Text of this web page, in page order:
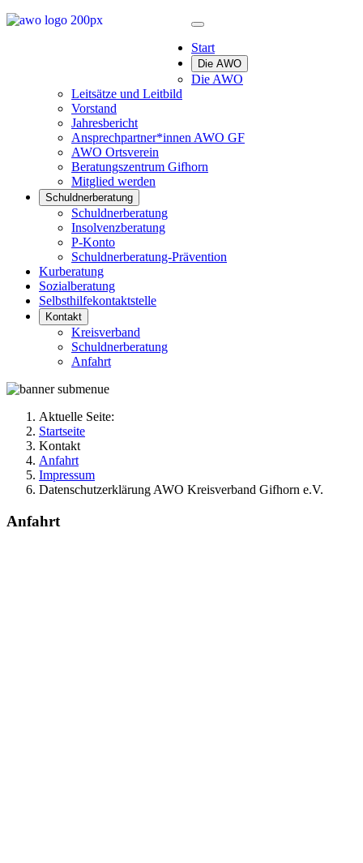
Start
Die AWO
Die AWO
Leitsätze und Leitbild
Vorstand
Jahresbericht
Ansprechpartner*innen AWO GF
AWO Ortsverein
Beratungszentrum Gifhorn
Mitglied werden
Schuldnerberatung
Schuldnerberatung
Insolvenzberatung
P-Konto
Schuldnerberatung-Prävention
Kurberatung
Sozialberatung
Selbsthilfekontaktstelle
Kontakt
Kreisverband
Schuldnerberatung
Anfahrt
Aktuelle Seite:
Startseite
Kontakt
Anfahrt
Impressum
Datenschutzerklärung AWO Kreisverband Gifhorn e.V.
Anfahrt